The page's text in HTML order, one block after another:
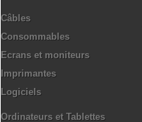
Câbles
Consommables
Ecrans et moniteurs
Imprimantes
Logiciels
Ordinateurs et Tablettes